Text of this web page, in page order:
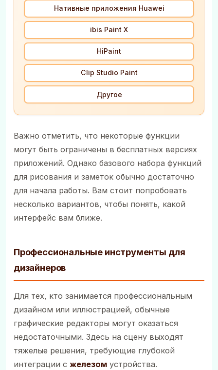
Нативные приложения Huawei
ibis Paint X
HiPaint
Clip Studio Paint
Другое
Важно отметить, что некоторые функции
могут быть ограничены в бесплатных версиях
приложений. Однако базового набора функций
для рисования и заметок обычно достаточно
для начала работы. Вам стоит попробовать
несколько вариантов, чтобы понять, какой
интерфейс вам ближе.
Профессиональные инструменты для
дизайнеров
Для тех, кто занимается профессиональным
дизайном или иллюстрацией, обычные
графические редакторы могут оказаться
недостаточными. Здесь на сцену выходят
тяжелые решения, требующие глубокой
интеграции с железом устройства.